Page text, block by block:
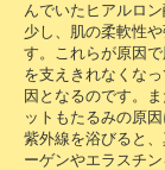
んでいたヒアルロ
少し、肌の柔軟性
す。これらが原因
を支えきれなくな
因となるのです。
ットもたるみの原
紫外線を浴びると
ーゲンやエラスチ